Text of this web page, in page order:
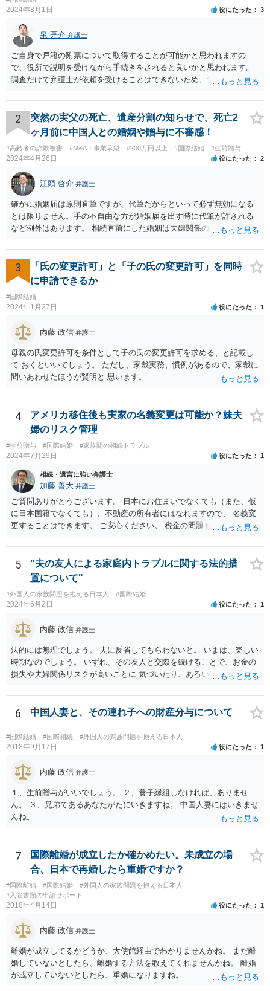
2024年8月1日 役にたった 3
泉 亮介 弁護士
ご自身で戸籍の附票について取得することが可能かと思われますの
で、役所で説明を受けながら手続きをされると良いかと思われます。
調査だけで弁護士が依頼を受けることはできないため、父親に対して
ょう。
2
突然の実父の死亡、遺産分割の知らせで、死亡2
ヶ月前に中国人との婚姻や贈与に不審感！
#高齢者の詐欺被害 #M&A・事業承継 #200万円以上 #国際結婚 #生前贈与
2024年4月26日 役にたった 2
江頭 啓介 弁護士
確かに婚姻届は原則直筆ですが、代筆だからといって必ず無効になる
とは限りません。手の不自由な方が婚姻届を出す時に代筆が許される
など例外はあります。 相続直前にした婚姻は夫婦関係の形成を目的と
わかりません、分かりやすく解説していただけませんでしょうか？ →
婚姻が成立するには二つの要素が必要と言われております。一つは届
出ですが、もう一つは双方の婚姻意思です。 婚姻意思は、夫婦として
相互に助け合いながら生活していく意思というとイメージしやすいか
と思います。 ここで、相続目的での婚姻をみてみます。これは夫婦と
して生活していくというよりは、一方が死亡した際に生じる相続のた
めに配偶者という立場を得ることが主な目的となります。 したがっ
て、形式的に届出がなされたとしても、双方は夫婦生活を営む意思が
ないので、婚姻意思はありません。 よって、婚姻は婚姻意思の欠如に
より、無効となります。
3
「氏の変更許可」と「子の氏の変更許可」を同時
に申請できるか
#国際結婚
2024年1月27日 役にたった 1
内藤 政信 弁護士
母親の氏変更許可を条件として子の氏の変更許可を求める、と記載し
て おくといいでしょう。 ただし、家裁実務、慣例があるので、家裁に
問いあわせたほうが賢明と 思います。
4
アメリカ移住後も実家の名義変更は可能か？妹夫
婦のリスク管理
#生前贈与 #国際結婚 #家族間の相続トラブル
2024年7月29日 役にたった 1
相続・遺言に強い弁護士
加藤 善大 弁護士
ご質問ありがとうございます。 日本にお住まいでなくても（また、仮
に日本国籍でなくても）、不動産の所有者にはなれますので、 名義変
更することはできます。 ご安心ください。 税金の問題もありますの
でしょうか。）と一緒に、 お近くの弁護士に直接相談して、アドバイ
ス等を求めることをお勧めします。 ご参考にしていただければ幸いで
5
"夫の友人による家庭内トラブルに関する法的措
置について"
#外国人の家族問題を抱える日本人 #国際結婚
2024年6月2日 役にたった 1
内藤 政信 弁護士
法的には無理でしょう。 夫に反省してもらわないと。 いまは、楽しい
時期なのでしょう。 いずれ、その友人と交際を続けることで、お金の
損失や夫婦関係リスクが高いことに 気づいたり、あるいは、飽きると
6 中国人妻と、その連れ子への財産分与について
#国際結婚 #国際相続 #外国人の家族問題を抱える日本人
2018年9月17日 役にたった 1
内藤 政信 弁護士
１、生前贈与がいいでしょう。 ２、養子縁組しなければ、ありませ
ん。 ３、兄弟であるあなたがたにいきますね。 中国人妻にはいきませ
んね。
7
国際離婚が成立したか確かめたい。未成立の場
合、日本で再婚したら重婚ですか？
#国際離婚 #国際結婚
#外国人の家族問題を抱える日本人
#入管書類の申請サポート
2018年4月14日 役にたった 1
内藤 政信 弁護士
離婚が成立してるかどうか、大使館経由でわかりませんかね。 まだ離
婚していないとしたら、離婚する方法を教えてくれませんかね。 離婚
が成立していないとしたら、重婚になりますね。